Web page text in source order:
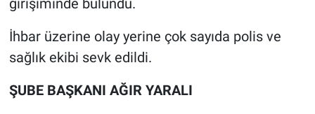
girişiminde bulundu.
İhbar üzerine olay yerine çok sayıda polis ve
sağlık ekibi sevk edildi.
ŞUBE BAŞKANI AĞIR YARALI
Kültür Sanat
Ne demişti